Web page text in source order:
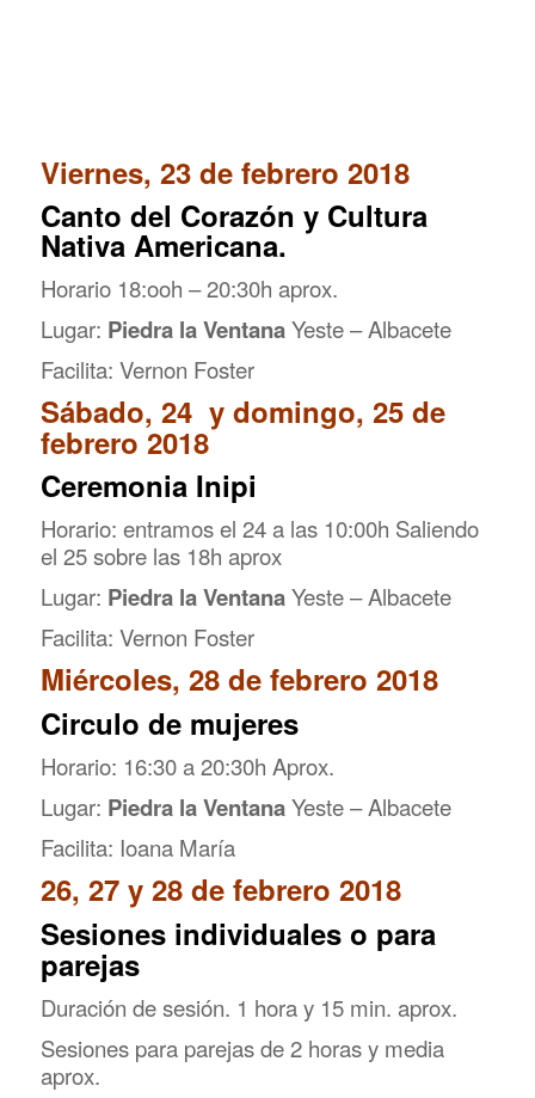
Viernes, 23 de febrero 2018
Canto del Corazón y Cultura
Nativa Americana.
Horario 18:ooh – 20:30h aprox.
Lugar: Piedra la VentanaYeste – Albacete
Facilita: Vernon Foster
Sábado, 24 y domingo, 25 de
febrero 2018
Ceremonia Inipi
Horario: entramos el 24 a las 10:00h Saliendo
el 25 sobre las 18h aprox
Lugar: Piedra la VentanaYeste – Albacete
Facilita: Vernon Foster
Miércoles, 28 de febrero 2018
Circulo de mujeres
Horario: 16:30 a 20:30h Aprox.
Lugar: Piedra la VentanaYeste – Albacete
Facilita: Ioana María
26, 27 y 28 de febrero 2018
Sesiones individuales o para
parejas
Duración de sesión. 1 hora y 15 min. aprox.
Sesiones para parejas de 2 horas y media
aprox.